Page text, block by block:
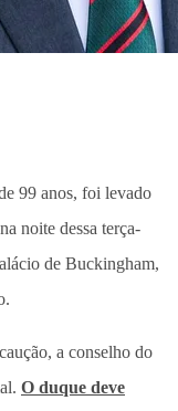
99 anos, foi levado
noite dessa terça-
de Buckingham,
a conselho do
O duque deve